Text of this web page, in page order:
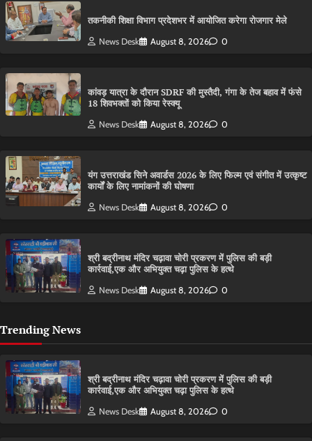
तकनीकी शिक्षा विभाग प्रदेशभर में आयोजित करेगा रोजगार मेले
News Desk August 8, 2026 0
कांवड़ यात्रा के दौरान SDRF की मुस्तैदी, गंगा के तेज बहाव में फंसे
18 शिवभक्तों को किया रेस्क्यू
News Desk August 8, 2026 0
यंग उत्तराखंड सिने अवार्डस 2026 के लिए फिल्म एवं संगीत में उत्कृष्ट
कार्यों के लिए नामांकनों की घोषणा
News Desk August 8, 2026 0
श्री बद्रीनाथ मंदिर चढ़ावा चोरी प्रकरण में पुलिस की बड़ी
कार्रवाई,एक और अभियुक्त चढ़ा पुलिस के हत्थे
News Desk August 8, 2026 0
Trending News
श्री बद्रीनाथ मंदिर चढ़ावा चोरी प्रकरण में पुलिस की बड़ी
कार्रवाई,एक और अभियुक्त चढ़ा पुलिस के हत्थे
News Desk August 8, 2026 0